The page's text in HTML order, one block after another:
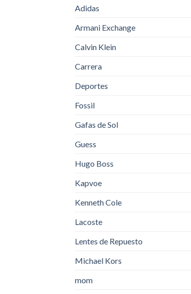
Adidas
Armani Exchange
Calvin Klein
Carrera
Deportes
Fossil
Gafas de Sol
Guess
Hugo Boss
Kapvoe
Kenneth Cole
Lacoste
Lentes de Repuesto
Michael Kors
mom